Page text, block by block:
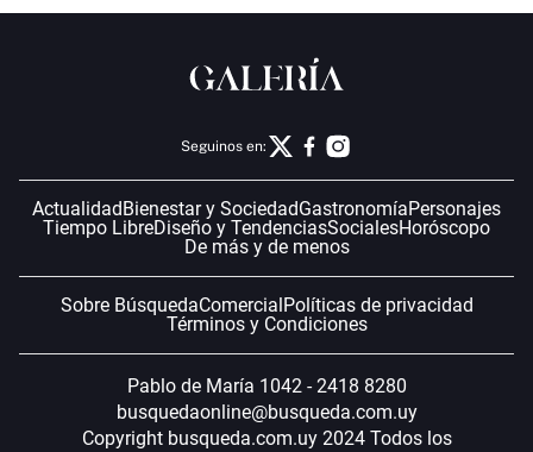
Seguinos en:
ActualidadBienestar y SociedadGastronomíaPersonajes
Tiempo LibreDiseño y TendenciasSocialesHoróscopo
De más y de menos
Sobre BúsquedaComercialPolíticas de privacidad
Términos y Condiciones
Pablo de María 1042 - 2418 8280
busquedaonline@busqueda.com.uy
Copyright busqueda.com.uy 2024 Todos los